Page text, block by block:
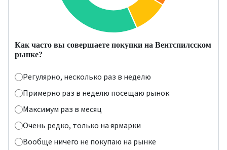
Как часто вы совершаете покупки на Вентспилсском
рынке?
Регулярно, несколько раз в неделю
Примерно раз в неделю посещаю рынок
Максимум раз в месяц
Очень редко, только на ярмарки
Вообще ничего не покупаю на рынке